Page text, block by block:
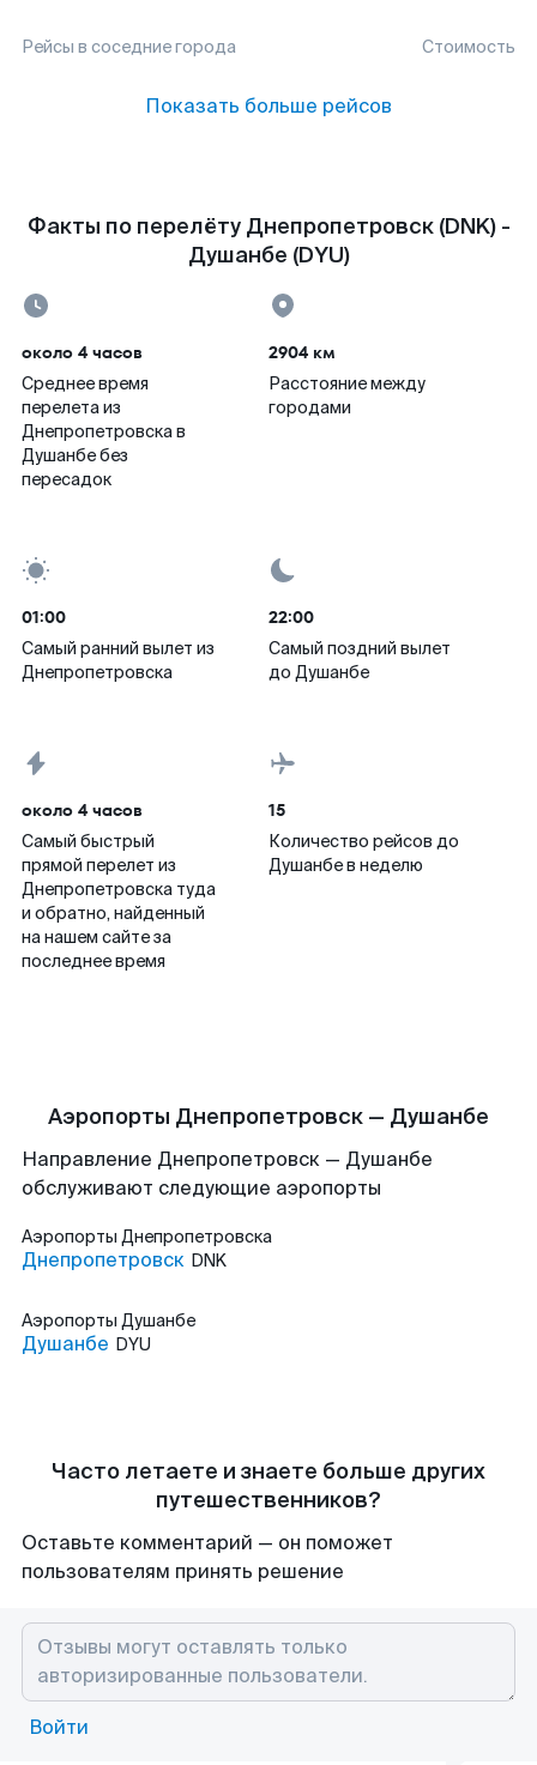
Рейсы в соседние города Стоимость
Показать больше рейсов
Факты по перелёту Днепропетровск (DNK) -
Душанбе (DYU)
около 4 часов
Среднее время
перелета из
Днепропетровска в
Душанбе без
пересадок
2904 км
Расстояние между
городами
01:00
Самый ранний вылет из
Днепропетровска
22:00
Самый поздний вылет
до Душанбе
около 4 часов
Самый быстрый
прямой перелет из
Днепропетровска туда
и обратно, найденный
на нашем сайте за
последнее время
15
Количество рейсов до
Душанбе в неделю
Аэропорты Днепропетровск — Душанбе
Направление Днепропетровск — Душанбе
обслуживают следующие аэропорты
Аэропорты Днепропетровска
Днепропетровск DNK
Аэропорты Душанбе
Душанбе DYU
Часто летаете и знаете больше других
путешественников?
Оставьте комментарий — он поможет
пользователям принять решение
Войти